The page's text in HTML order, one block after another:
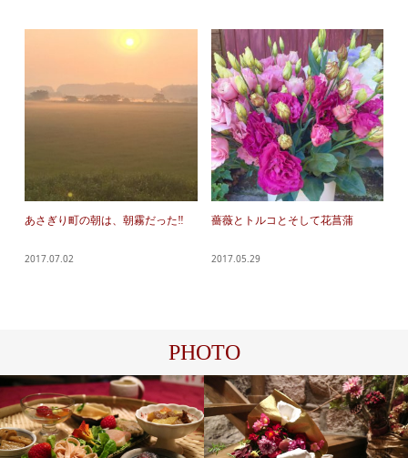
あさぎり町の朝は、朝霧だった‼︎
2017.07.02
薔薇とトルコとそして花菖蒲
2017.05.29
PHOTO